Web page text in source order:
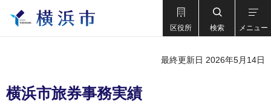
区役所 検索 メニュー
最終更新日 2026年5月14日
横浜市旅券事務実績